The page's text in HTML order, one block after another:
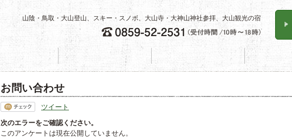
山陰・鳥取・大山登山、スキー・スノボ、大山寺・大神山神社参拝、大山観光の宿
旅館案内 お食事処
お問い合わせ
ツイート
次のエラーをご確認ください。
このアンケートは現在公開していません。